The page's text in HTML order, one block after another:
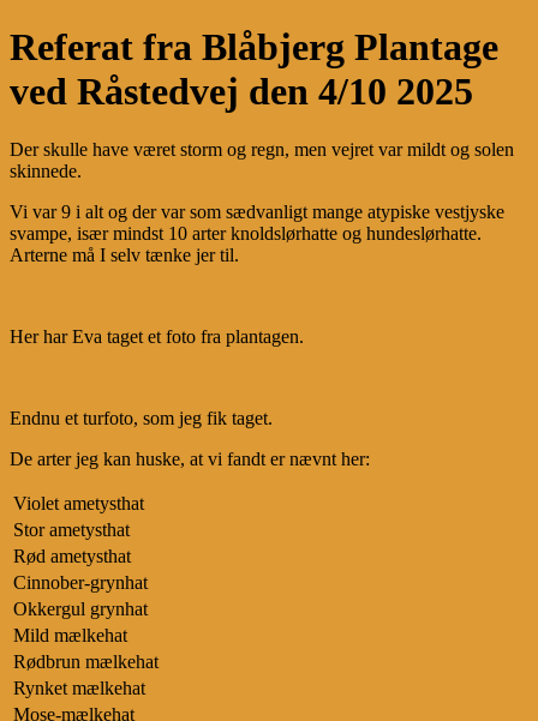
Referat fra Blåbjerg Plantage
ved Råstedvej den 4/10 2025
Der skulle have været storm og regn, men vejret var mildt og solen
skinnede.
Vi var 9 i alt og der var som sædvanligt mange atypiske vestjyske
svampe, især mindst 10 arter knoldslørhatte og hundeslørhatte.
Arterne må I selv tænke jer til.
Her har Eva taget et foto fra plantagen.
Endnu et turfoto, som jeg fik taget.
De arter jeg kan huske, at vi fandt er nævnt her:
Violet ametysthat
Stor ametysthat
Rød ametysthat
Cinnober-grynhat
Okkergul grynhat
Mild mælkehat
Rødbrun mælkehat
Rynket mælkehat
Mose-mælkehat